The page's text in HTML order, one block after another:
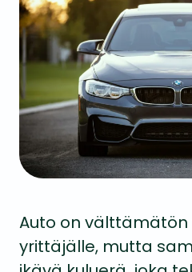
Auto on
yrittäjälle, mutta